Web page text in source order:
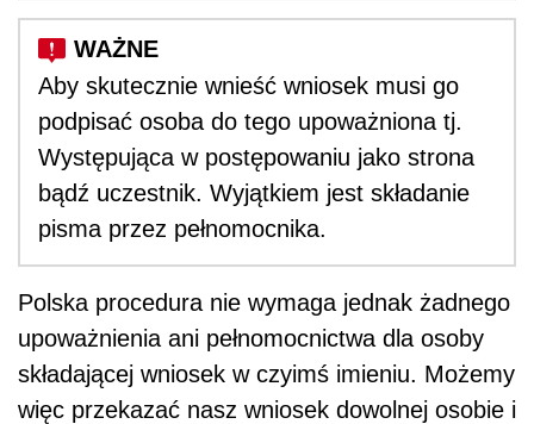
Aby skutecznie wnieść wniosek musi go
podpisać osoba do tego upoważniona tj.
Występująca w postępowaniu jako strona
bądź uczestnik. Wyjątkiem jest składanie
pisma przez pełnomocnika.
Polska procedura nie wymaga jednak żadnego
upoważnienia ani pełnomocnictwa dla osoby
składającej wniosek w czyimś imieniu. Możemy
więc przekazać nasz wniosek dowolnej osobie i